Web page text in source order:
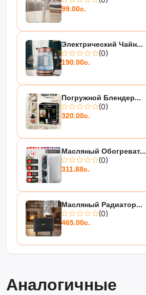
профессиональный результат
99.00с.
Электрический Чайн...
(0)
190.00с.
Погружной Блендер...
(0)
320.00с.
Масляный Обогреват...
(0)
311.88с.
Масляный Радиатор...
(0)
465.00с.
Аналогичные